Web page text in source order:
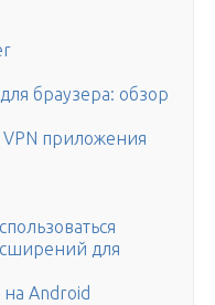
браузера: обзор
приложения
для
на Android